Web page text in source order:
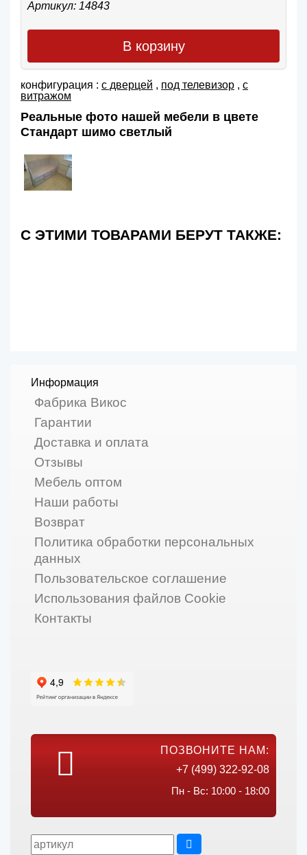
Артикул: 14843
В корзину
конфигурация : с дверцей , под телевизор , с
витражом
Реальные фото нашей мебели в цвете
Стандарт шимо светлый
С ЭТИМИ ТОВАРАМИ БЕРУТ ТАКЖЕ:
Информация
Фабрика Викос
Гарантии
Доставка и оплата
Отзывы
Мебель оптом
Наши работы
Возврат
Политика обработки персональных
данных
Пользовательское соглашение
Использования файлов Cookie
Контакты
ПОЗВОНИТЕ НАМ:
+7 (499) 322-92-08
Пн - Вс: 10:00 - 18:00